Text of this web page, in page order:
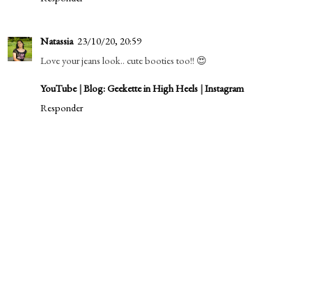
Natassia 23/10/20, 20:59
Love your jeans look.. cute booties too!! 😍
YouTube|Blog: Geekette in High Heels |Instagram
Responder